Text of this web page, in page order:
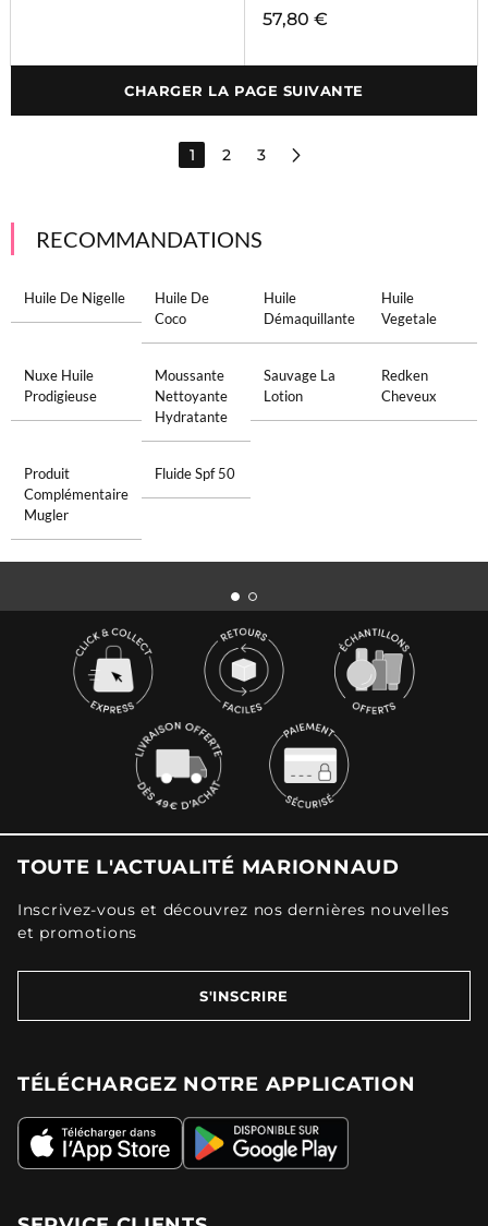
57,80 €
CHARGER LA PAGE SUIVANTE
1 2 3
RECOMMANDATIONS
Huile De Nigelle
Huile De
Coco
Huile
Démaquillante
Huile
Vegetale
Nuxe Huile
Prodigieuse
Moussante
Nettoyante
Hydratante
Sauvage La
Lotion
Redken
Cheveux
Produit
Complémentaire
Mugler
Fluide Spf 50
TOUTE L'ACTUALITÉ MARIONNAUD
Inscrivez-vous et découvrez nos dernières nouvelles
et promotions
S'INSCRIRE
TÉLÉCHARGEZ NOTRE APPLICATION